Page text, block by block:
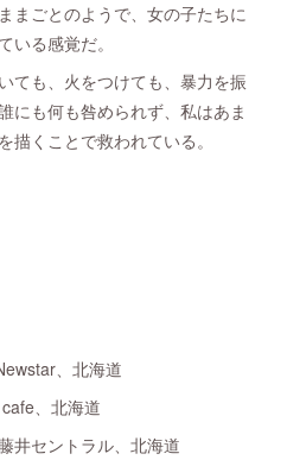
まごとのようで、女の子たちに
いる感覚だ。
ても、火をつけても、暴力を振
にも何も咎められず、私はあま
描くことで救われている。
、北海道
、北海道
セントラル、北海道